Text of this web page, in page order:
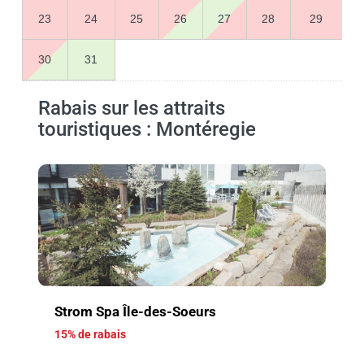
23 24 25 26 27 28 29
30 31
Rabais sur les attraits
touristiques : Montéregie
Strom Spa Île-des-Soeurs
15% de rabais